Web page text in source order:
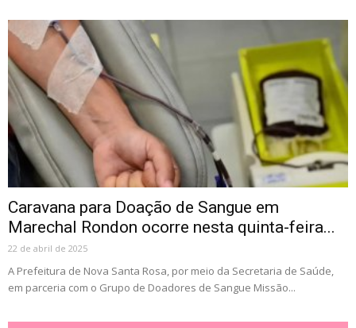
Caravana para Doação de Sangue em
Marechal Rondon ocorre nesta quinta-feira...
22 de abril de 2025
A Prefeitura de Nova Santa Rosa, por meio da Secretaria de Saúde,
em parceria com o Grupo de Doadores de Sangue Missão...